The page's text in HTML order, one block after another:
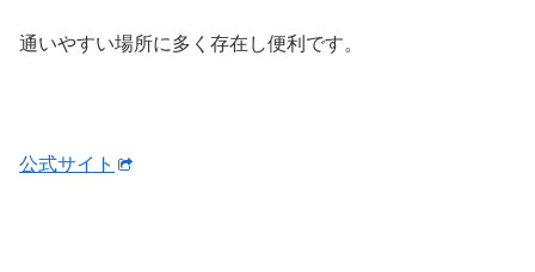
通いやすい場所に多く存在し便利です。
公式サイト